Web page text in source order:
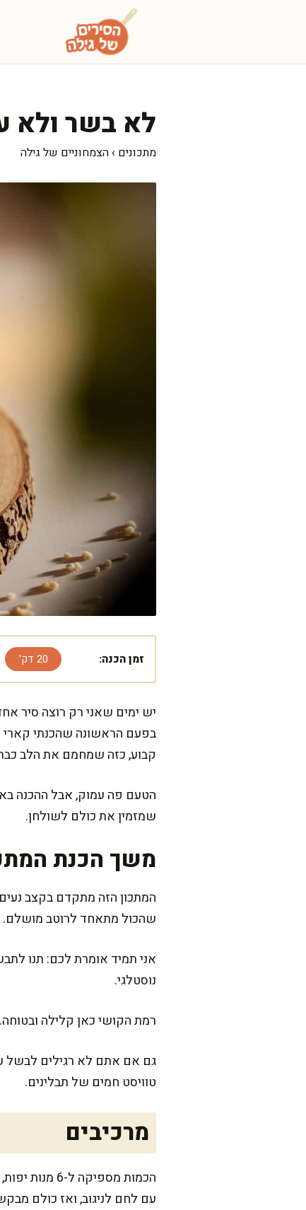
לא בשר ולא
מתכונים › הצמחוניים של גילה
זמן הכנה: 20 דק'
יש ימים שאני רק רוצה סיר
בפעם הראשונה שהכנתי קארי
קבוע, כזה שמחמם את הלב
הטעם פה עמוק, אבל ההכנה
שמזמין את כולם לשולחן.
משך הכנת
שהכול מתאחד לרוטב מושלם.
אני תמיד אומרת לכם: תנו
נוסטלגי.
רמת הקושי כאן קלילה
גם אם אתם לא רגילים לבשל
טוויסט חמים של תבלינים.
מרכיבים
הכמות
עם לחם לניגוב, ואז כולם